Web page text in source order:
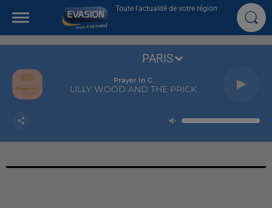
Toute l'actualité de votre région
Prayer In C
LILLY WOOD AND THE PRICK
PARIS